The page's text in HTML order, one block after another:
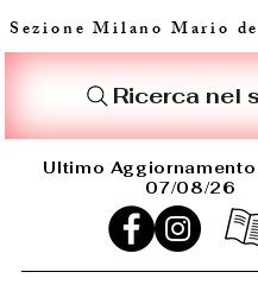
Sezione Milano Mario
Ricerca nel
Ultimo
07/08/26